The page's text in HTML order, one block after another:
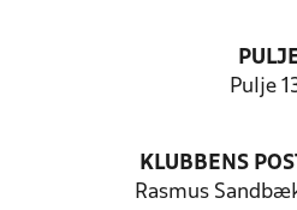
Pulje
KLUBBENS
Rasmus